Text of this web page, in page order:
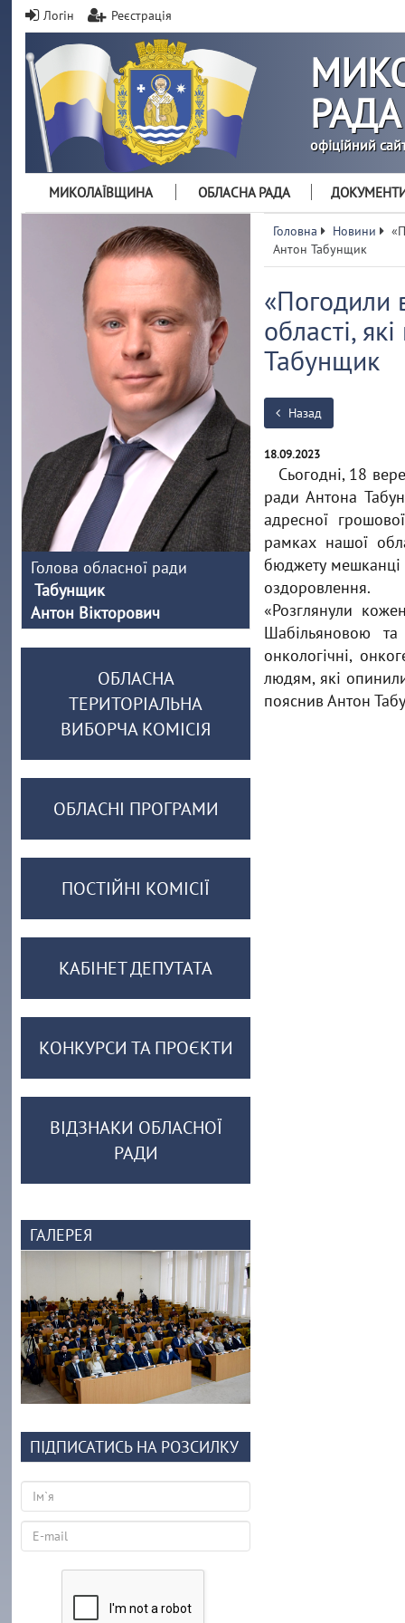
Логін Реєстрація
РАДА
офіційний
МИКОЛАЇВЩИНА ОБЛАСНА РАДА
Головна Новини
Антон Табунщик
«Погодили
області,
Табунщик
Назад
18.09.2023
Сьогодні, 18
ради Антона
адресної
рамках нашої
бюджету
оздоровлення.
«Розглянули
Шабільяновою
онкологічні,
людям, які
пояснив Антон
Голова обласної ради
Табунщик
Антон Вікторович
ОБЛАСНА
ТЕРИТОРІАЛЬНА
ВИБОРЧА КОМІСІЯ
ОБЛАСНІ ПРОГРАМИ
ПОСТІЙНІ КОМІСІЇ
КАБІНЕТ ДЕПУТАТА
КОНКУРСИ ТА ПРОЄКТИ
ВІДЗНАКИ ОБЛАСНОЇ
РАДИ
ГАЛЕРЕЯ
ПІДПИСАТИСЬ НА РОЗСИЛКУ